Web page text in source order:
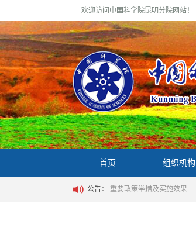
欢迎访问中国科学院昆明分院网站！
首页 组织机构
公告： 重要政策举措及实施效果